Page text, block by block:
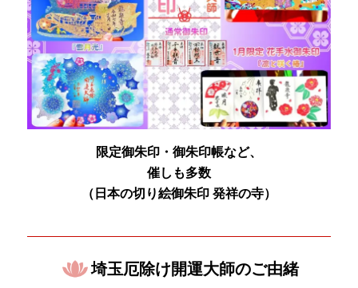
限定御朱印・御朱印帳など、
催しも多数
（日本の切り絵御朱印 発祥の寺）
埼玉厄除け開運大師のご由緒